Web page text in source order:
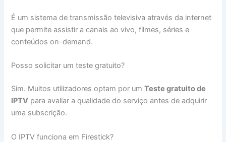
É um sistema de transmissão televisiva através da internet
que permite assistir a canais ao vivo, filmes, séries e
conteúdos on-demand.
Posso solicitar um teste gratuito?
Sim. Muitos utilizadores optam por umTeste gratuito de
IPTV para avaliar a qualidade do serviço antes de adquirir
uma subscrição.
O IPTV funciona em Firestick?